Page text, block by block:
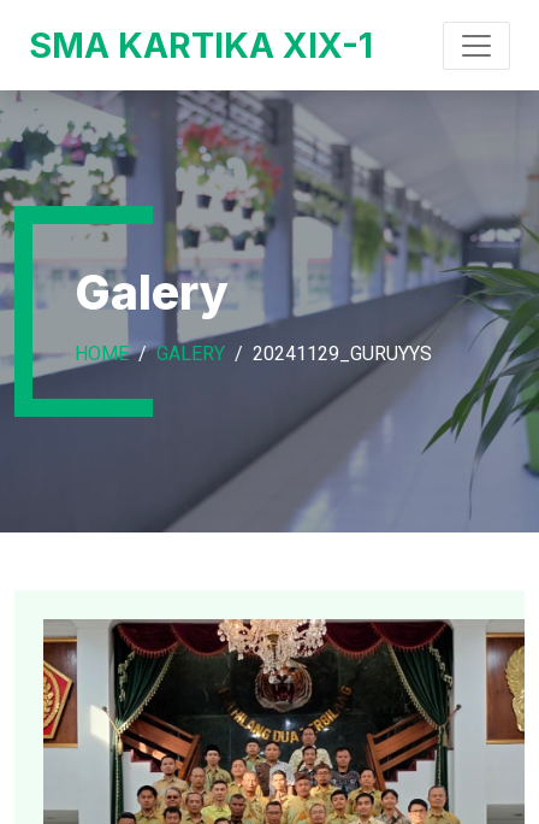
SMA KARTIKA XIX-1
Galery
HOME GALERY 20241129_GURUYYS